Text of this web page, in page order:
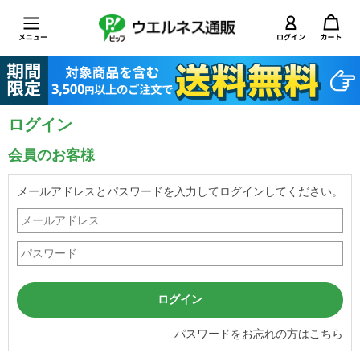
ログイン
会員のお客様
メールアドレスとパスワードを入力してログインしてください。
パスワードをお忘れの方はこちら